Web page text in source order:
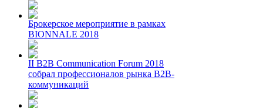
Брокерское мероприятие в рамках
BIONNALE 2018
II B2B Communication Forum 2018
собрал профессионалов рынка B2B-
коммуникаций